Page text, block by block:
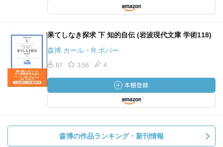
果てしなき探求 下 知的自伝 (岩波現代文庫 学術118)
森博 カール・R.ポパー
87 3.56 4
森博の作品ランキング・新刊情報